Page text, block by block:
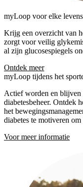
myLoop voor elke
Krijg een overzicht van
zorgt voor veilig
al zijn glucosespiegels
Ontdek meer
myLoop tijdens het
Actief worden en blijven
diabetesbeheer. Ontdek
het
diabetes te motiveren
Voor meer informatie